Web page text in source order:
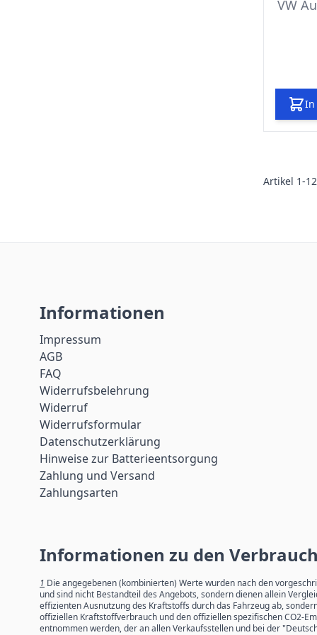
VW
In
Artikel 1-12
Informationen
Impressum
AGB
FAQ
Widerrufsbelehrung
Widerruf
Widerrufsformular
Datenschutzerklärung
Hinweise zur Batterieentsorgung
Zahlung und Versand
Zahlungsarten
Informationen zu den
1 Die angegebenen (kombinierten) Werte wurden nach den
und sind nicht Bestandteil des Angebots, sondern dienen allein
effizienten Ausnutzung des Kraftstoffs durch das Fahrzeug ab,
offiziellen Kraftstoffverbrauch und den offiziellen spezifischen CO2-
entnommen werden, der an allen Verkaufsstellen und bei der